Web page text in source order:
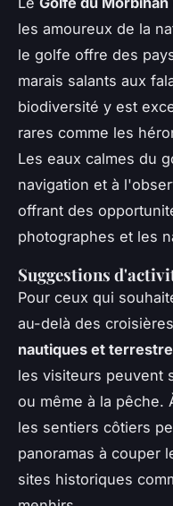
les amoureux de la
le golfe offre des
marais salants aux
biodiversité y est
rares comme les
Les eaux calmes du
navigation et à
offrant des
photographes et les
Suggestions
Pour ceux qui
au-delà des
nautiques et
les visiteurs peuvent
ou même à la pêche.
les sentiers côtiers
panoramas à couper
sites historiques